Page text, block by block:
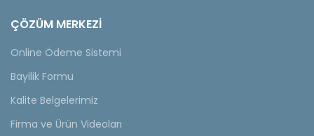
ÇÖZÜM MERKEZİ
Online Ödeme Sistemi
Bayilik Formu
Kalite Belgelerimiz
Firma ve Ürün Videoları